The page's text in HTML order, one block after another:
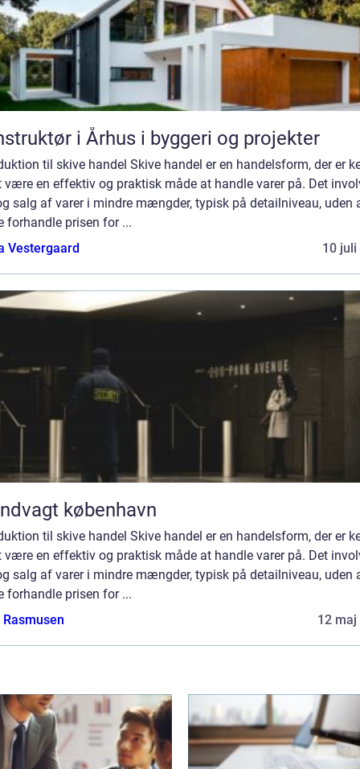
i Århus i byggeri og projekter
til skive handel Skive handel er en handelsform, der er
være en effektiv og praktisk måde at handle varer på. Det
salg af varer i mindre mængder, typisk på detailniveau, uden
forhandle prisen for ...
Vestergaard
10 juli
københavn
til skive handel Skive handel er en handelsform, der er
være en effektiv og praktisk måde at handle varer på. Det
salg af varer i mindre mængder, typisk på detailniveau, uden
forhandle prisen for ...
12 maj